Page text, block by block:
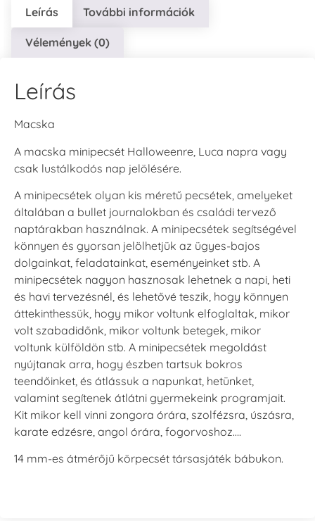
Leírás További információk
Vélemények (0)
Leírás
Macska
A macska minipecsét Halloweenre, Luca napra vagy
csak lustálkodós nap jelölésére.
A minipecsétek olyan kis méretű pecsétek, amelyeket
általában a bullet journalokban és családi tervező
naptárakban használnak. A minipecsétek segítségével
könnyen és gyorsan jelölhetjük az ügyes-bajos
dolgainkat, feladatainkat, eseményeinket stb. A
minipecsétek nagyon hasznosak lehetnek a napi, heti
és havi tervezésnél, és lehetővé teszik, hogy könnyen
áttekinthessük, hogy mikor voltunk elfoglaltak, mikor
volt szabadidőnk, mikor voltunk betegek, mikor
voltunk külföldön stb. A minipecsétek megoldást
nyújtanak arra, hogy észben tartsuk bokros
teendőinket, és átlássuk a napunkat, hetünket,
valamint segítenek átlátni gyermekeink programjait.
Kit mikor kell vinni zongora órára, szolfézsra, úszásra,
karate edzésre, angol órára, fogorvoshoz….
14 mm-es átmérőjű körpecsét társasjáték bábukon.